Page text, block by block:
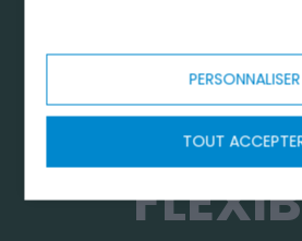
PERSONNALISER
TOUT
SITE :